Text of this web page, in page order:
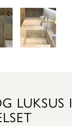
LUKSUS I